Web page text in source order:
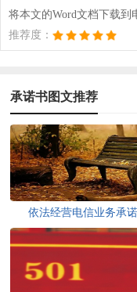
将本文的Word文档下载到
推荐度：
承诺书图文推荐
依法经营电信业务承